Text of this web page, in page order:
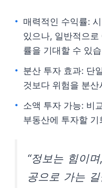
매력적인 수익률:
있으나, 일반적으
률을 기대할 수 있
분산 투자 효과: 단
것보다 위험을 분
소액 투자 가능: 비
부동산에 투자할 기
“정보는 힘이
공으로 가는